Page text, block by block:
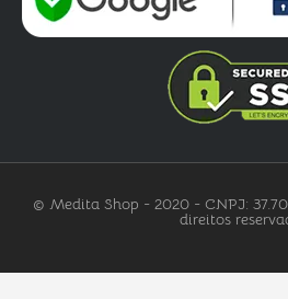
© Medita Shop - 2020 - CNPJ:
direitos